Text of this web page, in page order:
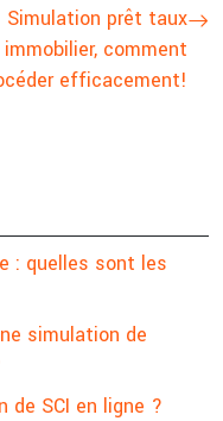
Simulation prêt taux
immobilier, comment
efficacement!
: quelles sont les
simulation de
de SCI en ligne ?